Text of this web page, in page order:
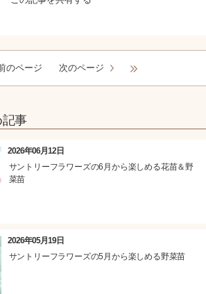
のページ 次のページ
記事
2026年06月12日
サントリーフラワーズの6月から楽しめる花苗＆野
菜苗
2026年05月19日
サントリーフラワーズの5月から楽しめる野菜苗